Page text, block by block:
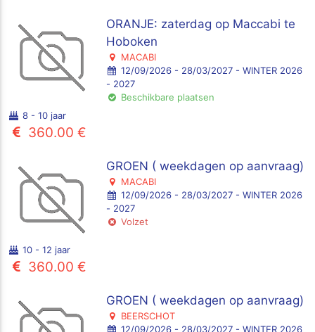
ORANJE: zaterdag op Maccabi te
Hoboken
MACABI
12/09/2026 - 28/03/2027 - WINTER 2026
- 2027
Beschikbare plaatsen
8 - 10 jaar
360.00 €
GROEN ( weekdagen op aanvraag)
MACABI
12/09/2026 - 28/03/2027 - WINTER 2026
- 2027
Volzet
10 - 12 jaar
360.00 €
GROEN ( weekdagen op aanvraag)
BEERSCHOT
12/09/2026 - 28/03/2027 - WINTER 2026